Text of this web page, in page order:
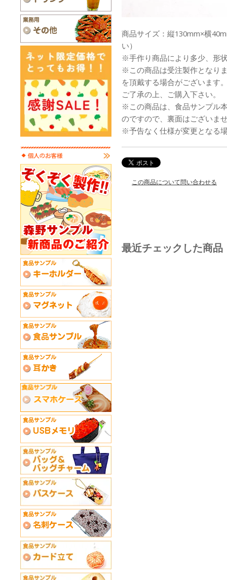
商品サイズ：縦130mm×横
い）
※手作り商品により多少、形
※この商品は受注製作となり
を頂戴する場合がございます
ご了承の上、ご購入下さい。
※この商品は、食品サンプル
のですので、裏面はございま
※予告なく仕様が変更となる
この商品について問い合わせる
最近チェックした商品